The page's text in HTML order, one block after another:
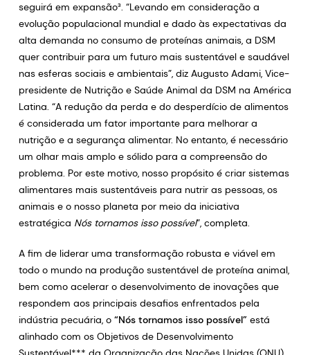
seguirá em expansão³. “Levando em consideração a
evolução populacional mundial e dado às expectativas da
alta demanda no consumo de proteínas animais, a DSM
quer contribuir para um futuro mais sustentável e saudável
nas esferas sociais e ambientais”, diz Augusto Adami, Vice-
presidente de Nutrição e Saúde Animal da DSM na América
Latina. “A redução da perda e do desperdício de alimentos
é considerada um fator importante para melhorar a
nutrição e a segurança alimentar. No entanto, é necessário
um olhar mais amplo e sólido para a compreensão do
problema. Por este motivo, nosso propósito é criar sistemas
alimentares mais sustentáveis para nutrir as pessoas, os
animais e o nosso planeta por meio da iniciativa
estratégica Nós tornamos isso possível”, completa.
A fim de liderar uma transformação robusta e viável em
todo o mundo na produção sustentável de proteína animal,
bem como acelerar o desenvolvimento de inovações que
respondem aos principais desafios enfrentados pela
indústria pecuária, o “Nós tornamos isso possível” está
alinhado com os Objetivos de Desenvolvimento